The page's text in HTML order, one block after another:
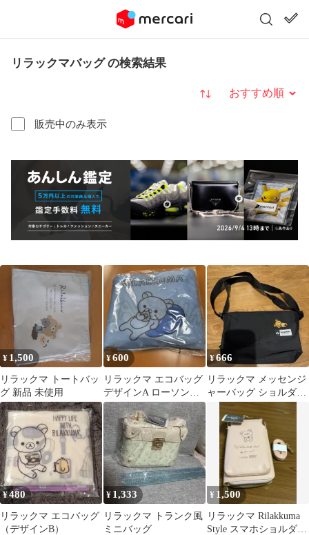
リラックマバッグ の検索結果
販売中のみ表示
並び替え
¥ 1,500
リラックマ トートバッ
グ 新品 未使用
¥600
リラックマ エコバッグ
デザインA ローソン限
定
¥666
リラックマ メッセンジ
ャーバッグ ショルダー
バッグ YAK PAK
¥480
リラックマ エコバッグ
（デザインB）
¥ 1,333
リラックマ トランク風
ミニバッグ
¥ 1,500
リラックマ Rilakkuma
Style スマホショルダー